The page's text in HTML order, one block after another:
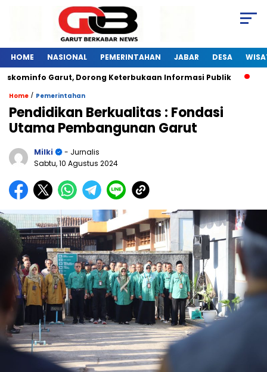
HOME NASIONAL PEMERINTAHAN JABAR DESA
Garut, Dorong Keterbukaan Informasi Publik
Home / Pemerintahan
Pendidikan Berkualitas : Fondasi
Utama Pembangunan Garut
Milki
- Jurnalis
Sabtu, 10 Agustus 2024